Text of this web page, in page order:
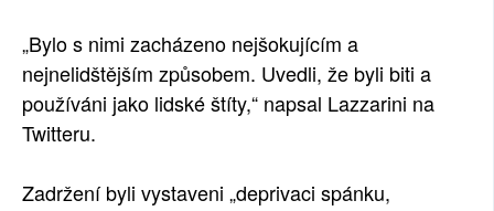
„Bylo s nimi zacházeno nejšokujícím a
nejnelidštějším způsobem. Uvedli, že byli biti a
používáni jako lidské štíty,“ napsal Lazzarini na
Twitteru.
Zadržení byli vystaveni „deprivaci spánku,